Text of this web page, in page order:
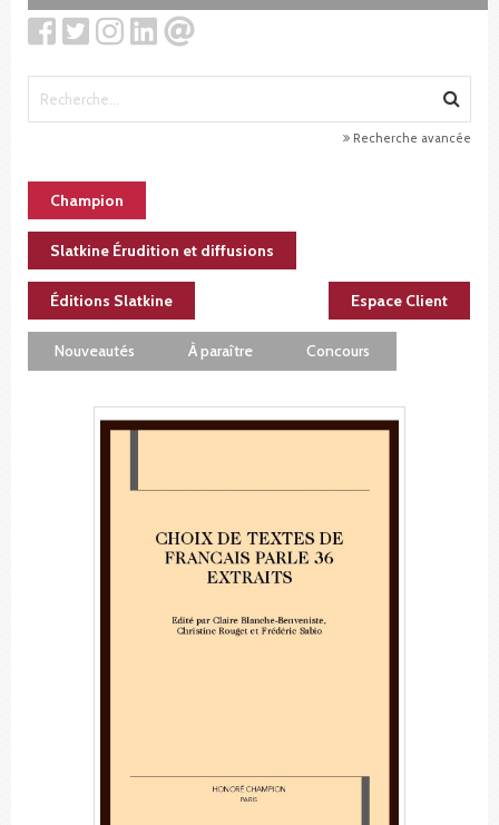
Recherche avancée
Champion
Slatkine Érudition et diffusions
Éditions Slatkine Espace Client
Nouveautés À paraître Concours